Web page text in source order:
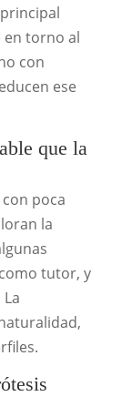
en torno al
con
ese
que la
poca
la
tutor, y